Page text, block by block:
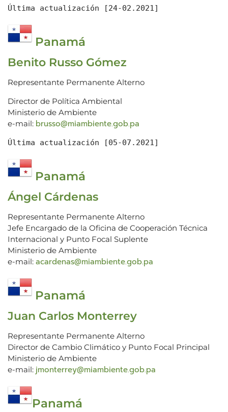
Última actualización [24-02.2021]
Panamá
Benito Russo Gómez
Representante Permanente Alterno
Director de Política Ambiental
Ministerio de Ambiente
e-mail: brusso@miambiente.gob.pa
Panamá
Ángel Cárdenas
Representante Permanente Alterno
Jefe Encargado de la Oficina de Cooperación Técnica
Internacional y Punto Focal Suplente
Ministerio de Ambiente
e-mail: acardenas@miambiente.gob.pa
Panamá
Juan Carlos Monterrey
Representante Permanente Alterno
Director de Cambio Climático y Punto Focal Principal
Ministerio de Ambiente
e-mail: jmonterrey@miambiente.gob.pa
Panamá